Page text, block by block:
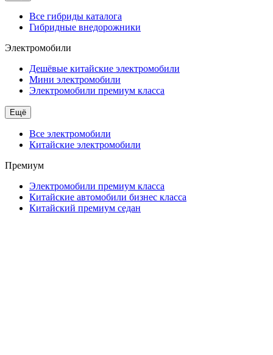
Все гибриды каталога
Гибридные внедорожники
Электромобили
Дешёвые китайские электромобили
Мини электромобили
Электромобили премиум класса
Ещё
Все электромобили
Китайские электромобили
Премиум
Электромобили премиум класса
Китайские автомобили бизнес класса
Китайский премиум седан